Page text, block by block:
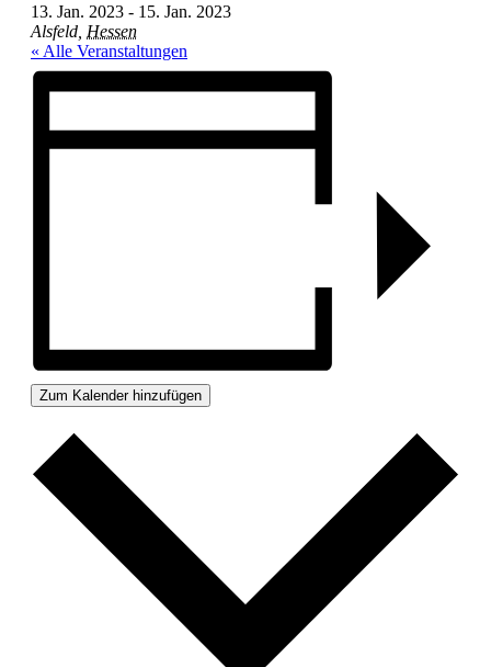
13. Jan. 2023 - 15. Jan. 2023
Alsfeld Hessen
« Alle Veranstaltungen
Zum Kalender hinzufügen